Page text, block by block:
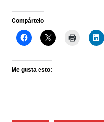
Compártelo
Me gusta esto: